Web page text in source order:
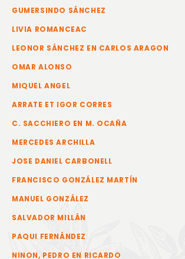
GUMERSINDO SÁNCHEZ
LIVIA ROMANCEAC
LEONOR SÁNCHEZ EN CARLOS ARAGON
OMAR ALONSO
MIQUEL ANGEL
ARRATE ET IGOR CORRES
C. SACCHIERO EN M. OCAÑA
MERCEDES ARCHILLA
JOSE DANIEL CARBONELL
FRANCISCO GONZÁLEZ MARTÍN
MANUEL GONZÁLEZ
SALVADOR MILLÁN
PAQUI FERNÁNDEZ
NINON, PEDRO EN RICARDO